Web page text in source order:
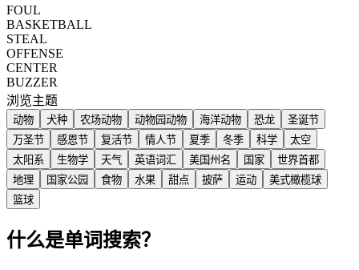
FOUL
BASKETBALL
STEAL
OFFENSE
CENTER
BUZZER
浏览主题
动物 犬种 农场动物 动物园动物 海洋动物 恐龙
圣诞节
万圣节
感恩节 复活节 情人节 夏季 冬季 科学
太空
太阳系
生物学 天气 英语词汇 美国州名 国家
世界首都
地理
国家公园 食物 水果 甜点 披萨 运动
美式橄榄球
篮球
什么是单词搜索？